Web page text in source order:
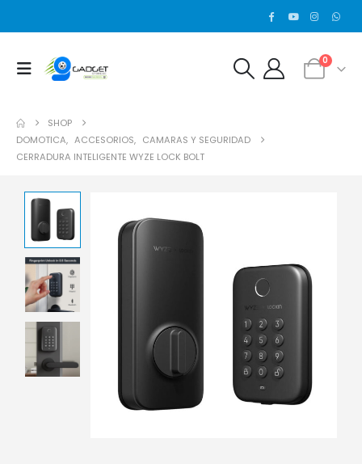
0
SHOP
DOMOTICA, ACCESORIOS, CAMARAS Y SEGURIDAD
CERRADURA INTELIGENTE WYZE LOCK BOLT